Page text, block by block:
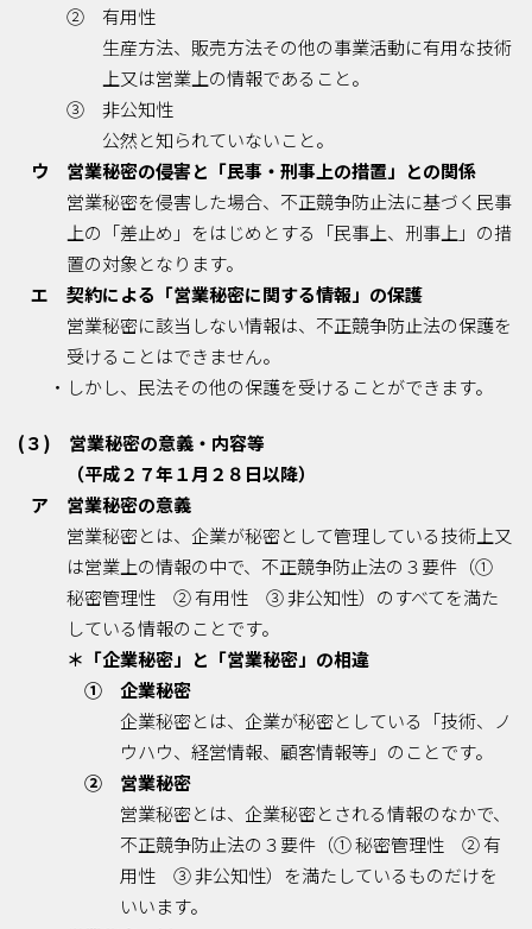
② 有用性
生産方法、販売方法その他の事業活動に有用な技術
上又は営業上の情報であること。
③ 非公知性
公然と知られていないこと。
ウ 営業秘密の侵害と「民事・刑事上の措置」との関係
営業秘密を侵害した場合、不正競争防止法に基づく民事
上の「差止め」をはじめとする「民事上、刑事上」の措
置の対象となります。
エ 契約による「営業秘密に関する情報」の保護
営業秘密に該当しない情報は、不正競争防止法の保護を
受けることはできません。
・しかし、民法その他の保護を受けることができます。
(３) 営業秘密の意義・内容等
（平成２７年１月２８日以降）
ア 営業秘密の意義
営業秘密とは、企業が秘密として管理している技術上又
は営業上の情報の中で、不正競争防止法の３要件（①
秘密管理性 ② 有用性 ③ 非公知性）のすべてを満た
している情報のことです。
＊「企業秘密」と「営業秘密」の相違
① 企業秘密
企業秘密とは、企業が秘密としている「技術、ノ
ウハウ、経営情報、顧客情報等」のことです。
② 営業秘密
営業秘密とは、企業秘密とされる情報のなかで、
不正競争防止法の３要件（① 秘密管理性 ② 有
用性 ③ 非公知性）を満たしているものだけを
いいます。